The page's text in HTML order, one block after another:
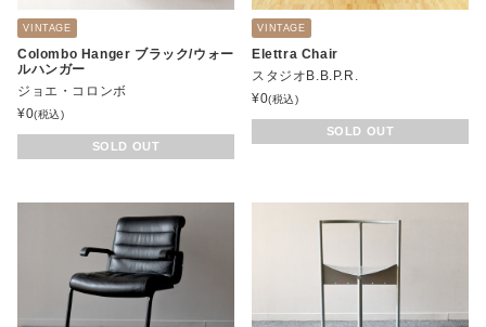
VINTAGE
Colombo Hanger ブラック/ウォー
ルハンガー
ジョエ・コロンボ
¥0(税込)
SOLD OUT
VINTAGE
Elettra Chair
スタジオB.B.P.R.
¥0(税込)
SOLD OUT